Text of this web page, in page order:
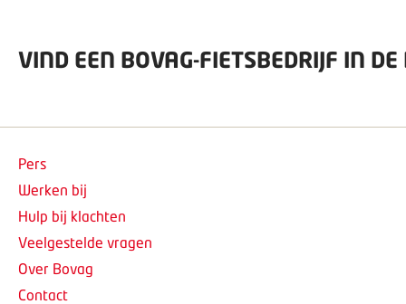
VIND EEN BOVAG-FIETSBEDRIJF IN
Pers
Werken bij
Hulp bij klachten
Veelgestelde vragen
Over Bovag
Contact